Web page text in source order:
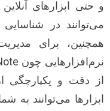
و حتی ابزارهای
می‌توانند در
همچنین، برای
از دقت و یکپارچگی
ابزارها می‌توانند به